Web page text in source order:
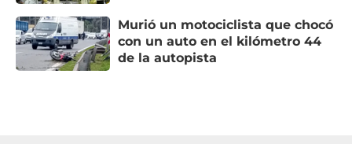
Murió un motociclista que chocó
con un auto en el kilómetro 44
de la autopista